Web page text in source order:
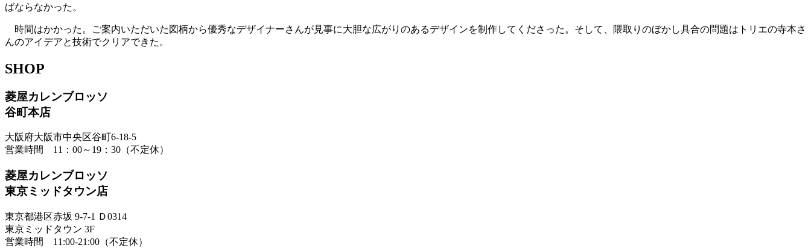
ばならなかった。
時間はかかった。ご案内いただいた図柄から優秀なデザイナーさんが見事に大胆な広がりのあるデザインを制作してくださった。そして、隈取りのぼかし具合の問題はトリエの寺本さ
んのアイデアと技術でクリアできた。
SHOP
菱屋カレンブロッソ
谷町本店
大阪府大阪市中央区谷町6-18-5
営業時間 11：00～19：30（不定休）
菱屋カレンブロッソ
東京ミッドタウン店
東京都港区赤坂 9-7-1 Ｄ0314
東京ミッドタウン 3F
営業時間 11:00-21:00（不定休）